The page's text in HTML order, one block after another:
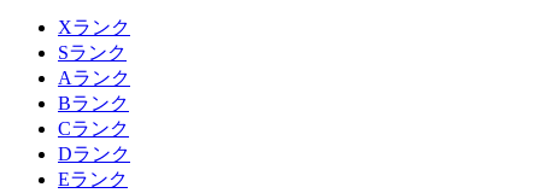
Xランク
Sランク
Aランク
Bランク
Cランク
Dランク
Eランク